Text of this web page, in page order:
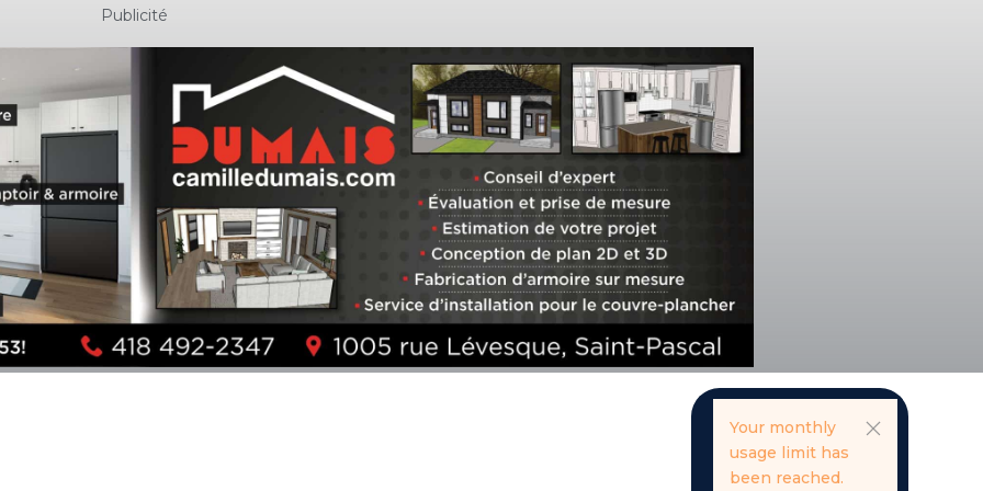
Publicité
Your monthly
usage limit has
been reached.